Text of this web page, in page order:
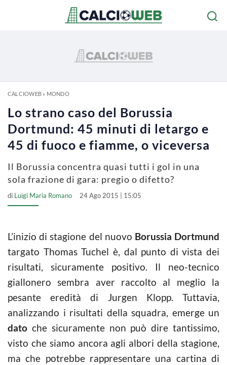
CALCIOWEB» MONDO
Lo strano caso del Borussia
Dortmund: 45 minuti di letargo e
45 di fuoco e fiamme, o viceversa
Il Borussia concentra quasi tutti i gol in una
sola frazione di gara: pregio o difetto?
di Luigi Maria Romano 24 Ago 2015 | 15:05
L’inizio di stagione del nuovo Borussia Dortmund
targato Thomas Tuchel è, dal punto di vista dei
risultati, sicuramente positivo. Il neo-tecnico
giallonero sembra aver raccolto al meglio la
pesante eredità di Jurgen Klopp. Tuttavia,
analizzando i risultati della squadra, emerge un
dato che sicuramente non può dire tantissimo,
visto che siamo ancora agli albori della stagione,
ma che potrebbe rappresentare una cartina di